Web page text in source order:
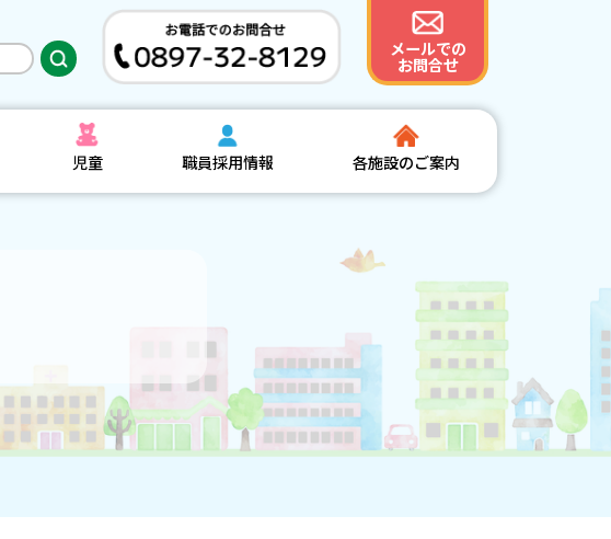
メールでの
お問合せ
児童 職員採用情報 各施設のご案内